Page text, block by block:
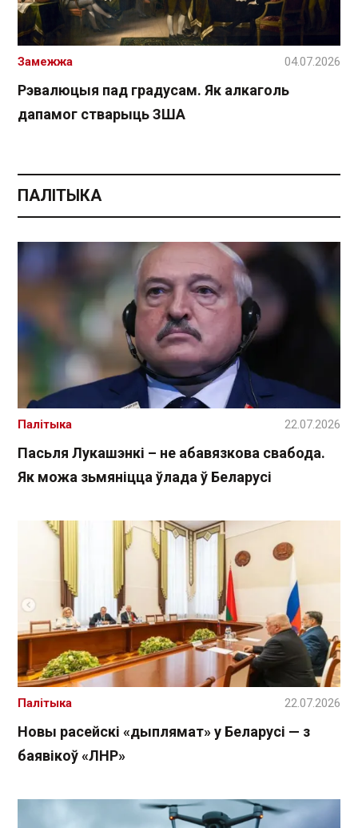
Рэвалюцыя пад градусам. Як алкаголь
дапамог стварыць ЗША
Замежжа 04.07.2026
ПАЛІТЫКА
Пасьля Лукашэнкі – не абавязкова свабода.
Як можа зьмяніцца ўлада ў Беларусі
Палітыка 22.07.2026
Новы расейскі «дыплямат» у Беларусі — з
баявікоў «ЛНР»
Палітыка 22.07.2026